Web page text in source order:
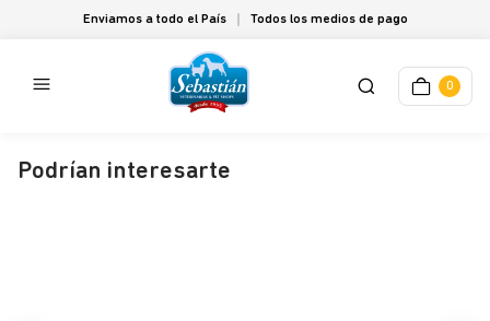
Enviamos a todo el País Todos los medios de pago
0
Podrían interesarte